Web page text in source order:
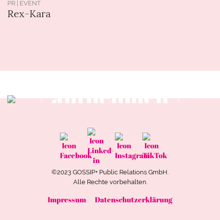
PR | EVENT
Rex-Kara
Kontakt
aufnehmen
Zum Kontakt
©2023 GOSSIP+ Public Relations GmbH.
Alle Rechte vorbehalten.
Impressum Datenschutzerklärung